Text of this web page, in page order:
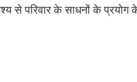
से परिवार के साधनों के प्रयोग